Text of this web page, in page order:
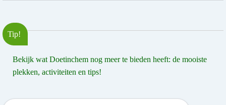
Tip!
Bekijk wat Doetinchem nog meer te bieden heeft: de mooiste
plekken, activiteiten en tips!